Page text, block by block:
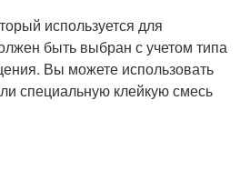
используется для
быть выбран с учетом типа
Вы можете использовать
специальную клейкую смесь